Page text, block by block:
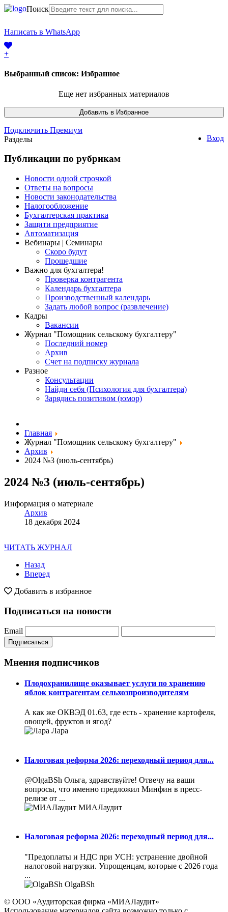
Поиск
Написать в WhatsApp
+
Выбранный список: Избранное
Еще нет избранных материалов
Подключить Премиум
Вход
Разделы
Публикации по рубрикам
Новости одной строчкой
Ответы на вопросы
Новости законодательства
Налогообложение
Бухгалтерская практика
Защити предприятие
Автоматизация
Вебинары | Семинары
Скоро будут
Прошедшие
Важно для бухгалтера!
Проверка контрагента
Календарь бухгалтера
Производственный календарь
Задать любой вопрос (развлечение)
Кадры
Вакансии
Журнал "Помощник сельскому бухгалтеру"
Последний номер
Архив
Счет на подписку журнала
Разное
Консультации
Найди себя (Психология для бухгалтера)
Зарядись позитивом (юмор)
Главная
Журнал "Помощник сельскому бухгалтеру"
Архив
2024 №3 (июль-сентябрь)
2024 №3 (июль-сентябрь)
Информация о материале
Архив
18 декабря 2024
ЧИТАТЬ ЖУРНАЛ
Назад
Вперед
Добавить в избранное
Подписаться на новости
Email
Подписаться
Мнения подписчиков
Плодохранилище оказывает услуги по хранению
яблок контрагентам сельхозпроизводителям
А как же ОКВЭД 01.63, где есть - хранение картофеля,
овощей, фруктов и ягод?
Лара
Налоговая реформа 2026: переходный период для...
@OlgaBSh Ольга, здравствуйте! Отвечу на ваши
вопросы, что именно предложил Минфин в пресс-
релизе от ...
МИАЛаудит
Налоговая реформа 2026: переходный период для...
"Предоплаты и НДС при УСН: устранение двойной
налоговой нагрузки. Упрощенцам, которые с 2026 года
...
OlgaBSh
© ООО «Аудиторская фирма «МИАЛаудит»